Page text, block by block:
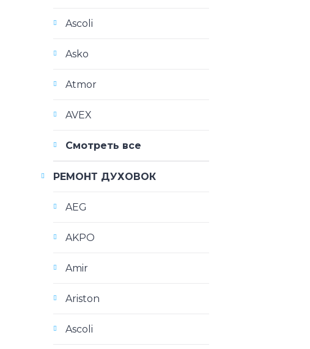
Ascoli
Asko
Atmor
AVEX
Смотреть все
РЕМОНТ ДУХОВОК
AEG
AKPO
Amir
Ariston
Ascoli